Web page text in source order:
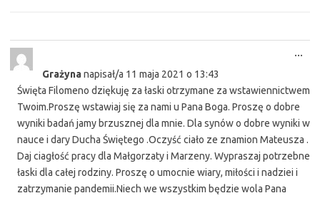
Grażynanapisał/a 11 maja 2021 o 13:43
Święta Filomeno dziękuję za łaski otrzymane za wstawiennictwem
Twoim.Proszę wstawiaj się za nami u Pana Boga. Proszę o dobre
wyniki badań jamy brzusznej dla mnie. Dla synów o dobre wyniki w
nauce i dary Ducha Świętego .Oczyść ciało ze znamion Mateusza .
Daj ciagłość pracy dla Małgorzaty i Marzeny. Wypraszaj potrzebne
łaski dla całej rodziny. Proszę o umocnie wiary, miłości i nadziei i
zatrzymanie pandemii.Niech we wszystkim będzie wola Pana
...